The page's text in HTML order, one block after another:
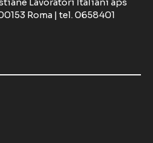
Roma | tel. 0658401